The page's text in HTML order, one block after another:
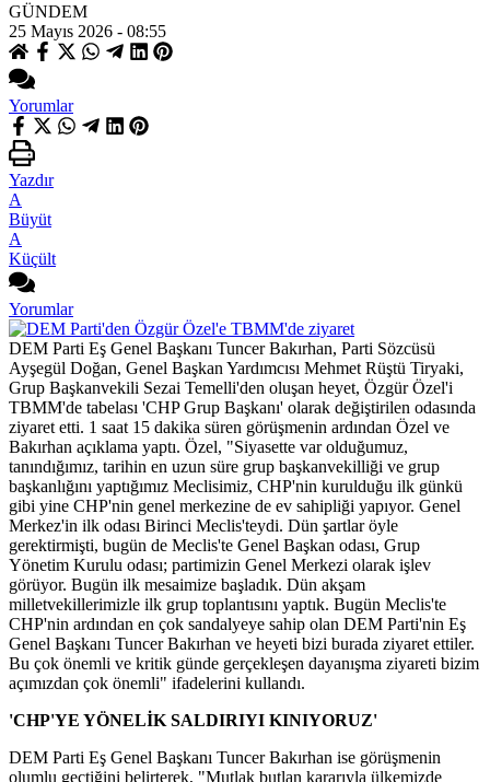
GÜNDEM
25 Mayıs 2026 - 08:55
Yorumlar
Yazdır
A
Büyüt
A
Küçült
Yorumlar
DEM Parti Eş Genel Başkanı Tuncer Bakırhan, Parti Sözcüsü
Ayşegül Doğan, Genel Başkan Yardımcısı Mehmet Rüştü Tiryaki,
Grup Başkanvekili Sezai Temelli'den oluşan heyet, Özgür Özel'i
TBMM'de tabelası 'CHP Grup Başkanı' olarak değiştirilen odasında
ziyaret etti. 1 saat 15 dakika süren görüşmenin ardından Özel ve
Bakırhan açıklama yaptı. Özel, "Siyasette var olduğumuz,
tanındığımız, tarihin en uzun süre grup başkanvekilliği ve grup
başkanlığını yaptığımız Meclisimiz, CHP'nin kurulduğu ilk günkü
gibi yine CHP'nin genel merkezine de ev sahipliği yapıyor. Genel
Merkez'in ilk odası Birinci Meclis'teydi. Dün şartlar öyle
gerektirmişti, bugün de Meclis'te Genel Başkan odası, Grup
Yönetim Kurulu odası; partimizin Genel Merkezi olarak işlev
görüyor. Bugün ilk mesaimize başladık. Dün akşam
milletvekillerimizle ilk grup toplantısını yaptık. Bugün Meclis'te
CHP'nin ardından en çok sandalyeye sahip olan DEM Parti'nin Eş
Genel Başkanı Tuncer Bakırhan ve heyeti bizi burada ziyaret ettiler.
Bu çok önemli ve kritik günde gerçekleşen dayanışma ziyareti bizim
açımızdan çok önemli" ifadelerini kullandı.
'CHP'YE YÖNELİK SALDIRIYI KINIYORUZ'
DEM Parti Eş Genel Başkanı Tuncer Bakırhan ise görüşmenin
olumlu geçtiğini belirterek, "Mutlak butlan kararıyla ülkemizde